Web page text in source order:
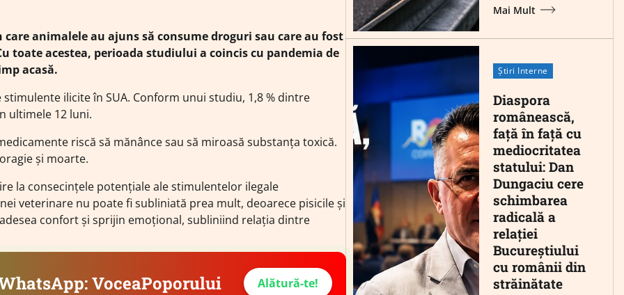
animalele au ajuns să consume droguri sau care au fost
toate acestea, perioada studiului a coincis cu pandemia de
acasă.
ilicite în SUA. Conform unui studiu, 1,8 % dintre
ultimele 12 luni.
riscă să mănânce sau să miroasă substanța toxică.
și moarte.
la consecințele potențiale ale stimulentelor ilegale
veterinare nu poate fi subliniată prea mult, deoarece pisicile și
confort și sprijin emoțional, subliniind relația dintre
VoceaPoporului Alătură-te!
Mai Mult
Știri Interne
Diaspora
românească,
față în față cu
mediocritatea
statului: Dan
Dungaciu cere
schimbarea
radicală a
relației
Bucureștiului
cu românii din
străinătate